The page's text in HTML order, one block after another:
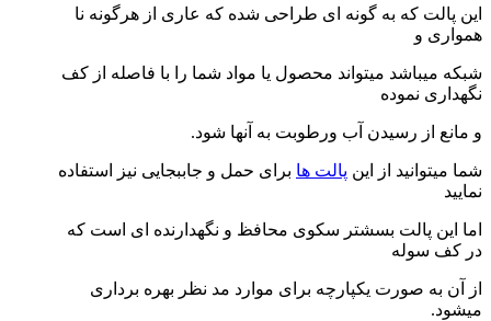
این پالت که به گونه ای طراحی شده که عاری از هرگونه نا
همواری و
شبکه میباشد میتواند محصول یا مواد شما را با فاصله از کف
نگهداری نموده
و مانع از رسیدن آب ورطوبت به آنها شود.
شما میتوانید از این پالت ها برای حمل و جاببجایی نیز استفاده
نمایید
اما این پالت بسشتر سکوی محافظ و نگهدارنده ای است که
در کف سوله
از آن به صورت یکپارچه برای موارد مد نظر بهره برداری
میشود.